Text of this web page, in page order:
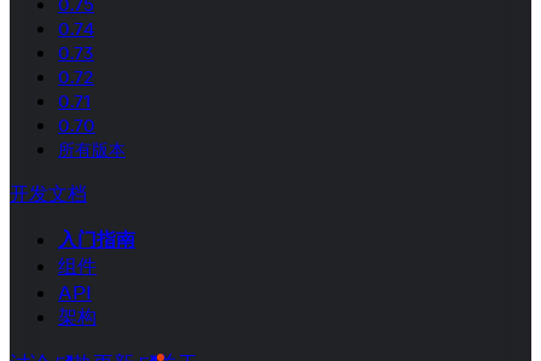
0.75
0.74
0.73
0.72
0.71
0.70
所有版本
开发文档
入门指南
组件
API
架构